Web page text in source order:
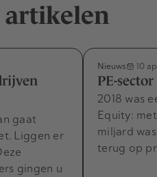
artikelen
gaat
Liggen er
gingen u
Nieuws 10
PE-
2018 was
Equity:
miljard
terug op